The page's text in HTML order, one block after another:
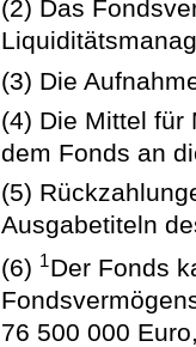
(2) Das
(3) Die
(4) Die Mittel für
dem Fonds an
(5)
Ausgabetiteln
(6) 1Der Fonds
76 500 000